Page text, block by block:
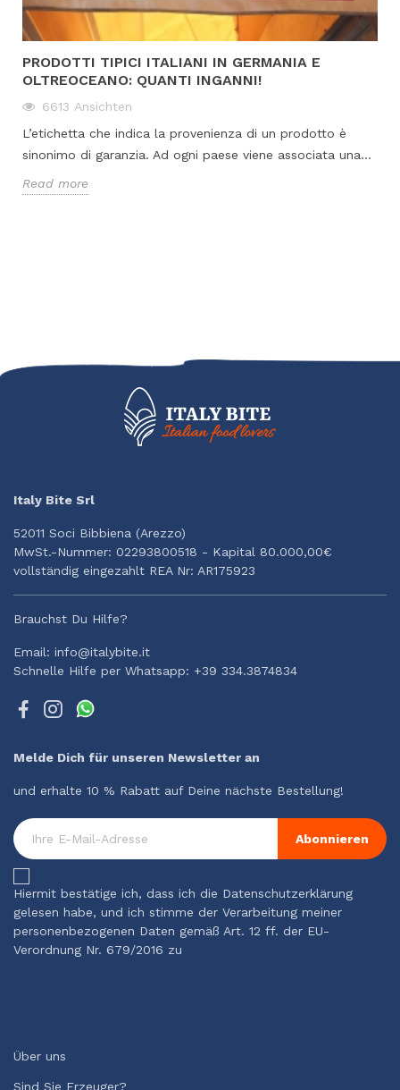
PRODOTTI TIPICI ITALIANI IN GERMANIA E
OLTREOCEANO: QUANTI INGANNI!
6613 Ansichten
L’etichetta che indica la provenienza di un prodotto è
sinonimo di garanzia. Ad ogni paese viene associata una...
Read more
Italy Bite Srl
52011 Soci Bibbiena (Arezzo)
MwSt.-Nummer: 02293800518 - Kapital 80.000,00€
vollständig eingezahlt REA Nr: AR175923
Brauchst Du Hilfe?
Email: info@italybite.it
Schnelle Hilfe per Whatsapp: +39 334.3874834
Melde Dich für unseren Newsletter an
und erhalte 10 % Rabatt auf Deine nächste Bestellung!
Abonnieren
Hiermit bestätige ich, dass ich die Datenschutzerklärung
gelesen habe, und ich stimme der Verarbeitung meiner
personenbezogenen Daten gemäß Art. 12 ff. der EU-
Verordnung Nr. 679/2016 zu
Über uns
Sind Sie Erzeuger?